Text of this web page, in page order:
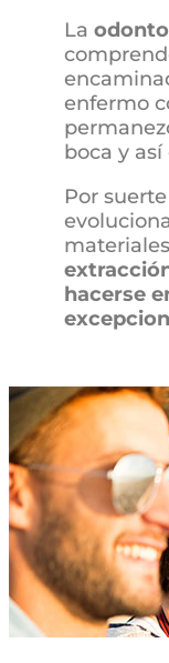
La
enfermo
boca y
Por
hacerse